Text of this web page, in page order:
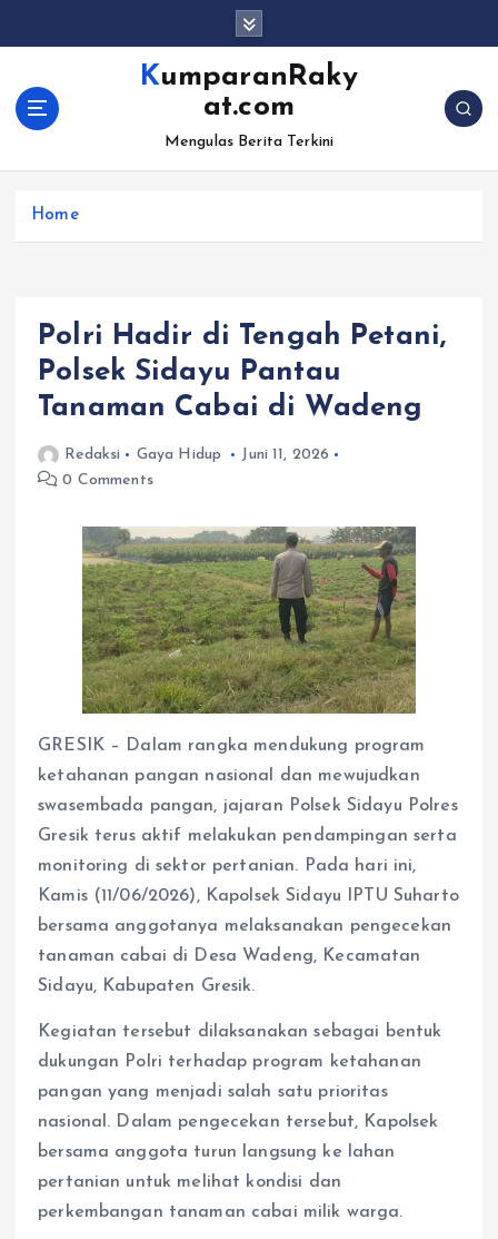
KumparanRaky
at.com
Mengulas Berita Terkini
Home
Polri Hadir di Tengah Petani,
Polsek Sidayu Pantau
Tanaman Cabai di Wadeng
Redaksi Gaya Hidup
Juni 11, 2026
0 Comments
GRESIK – Dalam rangka mendukung program
ketahanan pangan nasional dan mewujudkan
swasembada pangan, jajaran Polsek Sidayu Polres
Gresik terus aktif melakukan pendampingan serta
monitoring di sektor pertanian. Pada hari ini,
Kamis (11/06/2026), Kapolsek Sidayu IPTU Suharto
bersama anggotanya melaksanakan pengecekan
tanaman cabai di Desa Wadeng, Kecamatan
Sidayu, Kabupaten Gresik.
Kegiatan tersebut dilaksanakan sebagai bentuk
dukungan Polri terhadap program ketahanan
pangan yang menjadi salah satu prioritas
nasional. Dalam pengecekan tersebut, Kapolsek
bersama anggota turun langsung ke lahan
pertanian untuk melihat kondisi dan
perkembangan tanaman cabai milik warga.